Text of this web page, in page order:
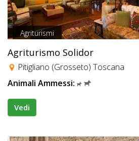
Agriturismi
Agriturismo Solidor
Pitigliano (Grosseto) Toscana
Animali Ammessi:
Vedi